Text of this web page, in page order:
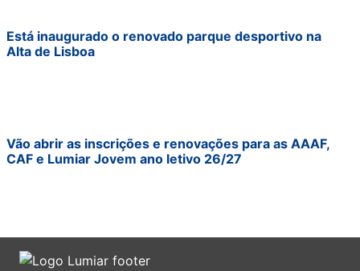
Está inaugurado o renovado parque desportivo na
Alta de Lisboa
Vão abrir as inscrições e renovações para as AAAF,
CAF e Lumiar Jovem ano letivo 26/27